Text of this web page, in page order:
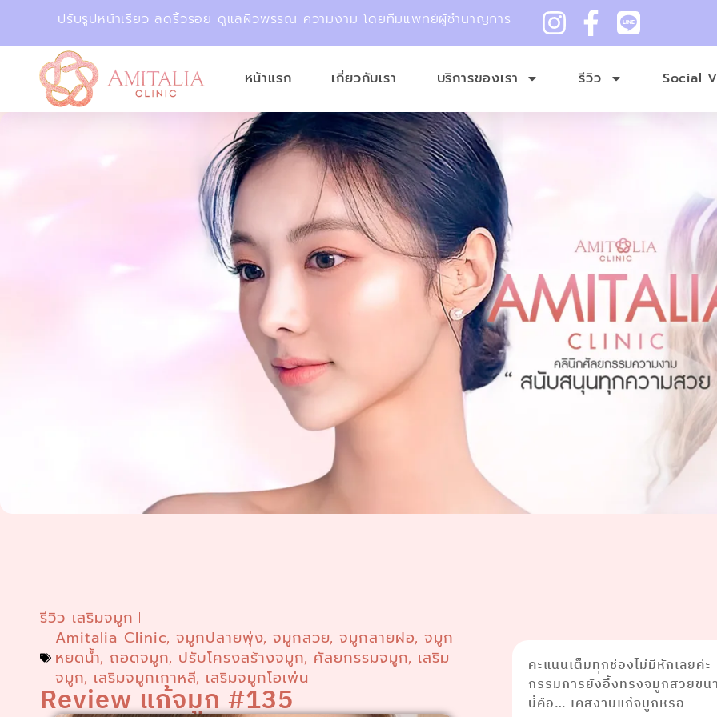
ปรับรูปหน้าเรียว ลดริ้วรอย ดูแลผิวพรรณ ความงาม โดยทีมแพทย์ผู้ชำนาญการ
หน้าแรก เกี่ยวกับเรา บริการของเรา รีวิว Social
รีวิว เสริมจมูก
Amitalia Clinic,จมูกปลายพุ่ง,จมูกสวย,จมูกสายฝอ,จมูก
หยดน้ำ, ถอดจมูก, ปรับโครงสร้างจมูก, ศัลยกรรมจมูก, เสริม
จมูก, เสริมจมูกเกาหลี, เสริมจมูกโอเพ่น
Review แก้จมูก #135
คะแนนเต็มทุกช่องไม่มีหักเลยค่ะ
กรรมการยังอึ้งทรงจมูกสวยขน
นี่คือ… เคสงานแก้จมูกหรอ